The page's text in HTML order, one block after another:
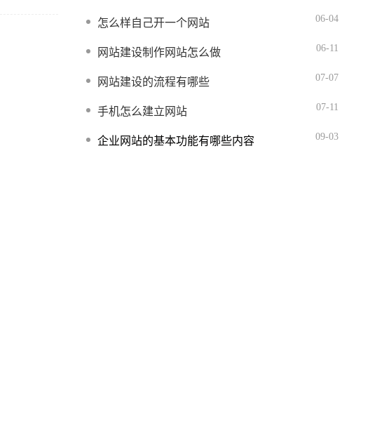
怎么样自己开一个网站 06-04
网站建设制作网站怎么做 06-11
网站建设的流程有哪些 07-07
手机怎么建立网站 07-11
企业网站的基本功能有哪些内容 09-03